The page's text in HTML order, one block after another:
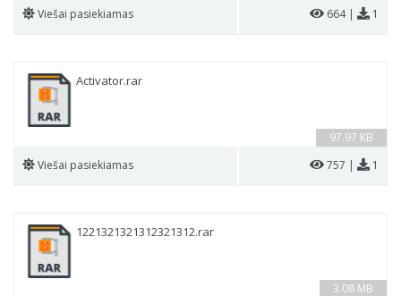
Viešai pasiekiamas 664 | 1
97.97 KB
Activator.rar
Viešai pasiekiamas 757 | 1
3.08 MB
1221321321312321312.rar